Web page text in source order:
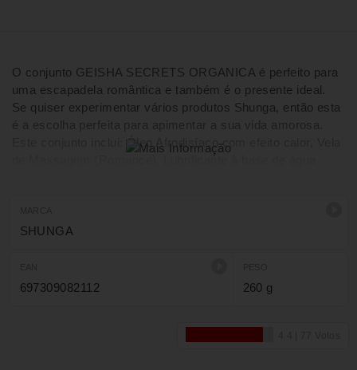
O conjunto GEISHA SECRETS ORGANICA é perfeito para
uma escapadela romântica e também é o presente ideal.
Se quiser experimentar vários produtos Shunga, então esta
é a escolha perfeita para apimentar a sua vida amorosa.
Este conjunto inclui: Óleo Afrodisíaco com efeito calor, Vela
de Massagem (Romance), Lubrificante à base de água
SHUNGA
697309082112 260 g